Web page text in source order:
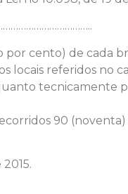
por cento) de cada
locais referidos no
tecnicamente
90 (noventa)